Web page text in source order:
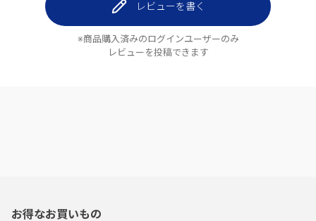
レビューを書く
※商品購入済みのログインユーザーのみ
レビューを投稿できます
お得なお買いもの